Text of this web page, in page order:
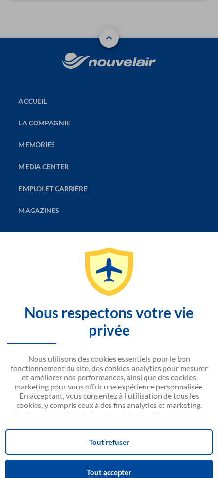
ACCUEIL
LA COMPAGNIE
MEMORIES
MEDIA CENTER
EMPLOI ET CARRIÈRE
MAGAZINES
SITEMAP
Disponible sur
Google play
© Nouvelair 2022 - 2026. Tous droits réservés.
Powered by
Nous respectons votre vie
privée
Nous utilisons des cookies essentiels pour le bon
fonctionnement du site, des cookies analytics pour mesurer
et améliorer nos performances, ainsi que des cookies
marketing pour vous offrir une expérience personnalisée.
En acceptant, vous consentez à l'utilisation de tous les
cookies, y compris ceux à des fins analytics et marketing.
En cliquant sur 'Tout Refuser', seuls les cookies strictement
Vous pouvez modifier vos préférences ou retirer votre
consentement à tout moment via le lien 'Consentement aux
Nous collaborons avec des partenaires de confiance pour
optimiser nos services (Google Ads, Google Analytics,
Tout refuser
Tout accepter